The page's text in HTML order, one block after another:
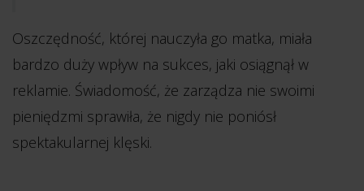
Oszczędność, której nauczyła go matka, miała
bardzo duży wpływ na sukces, jaki osiągnął w
reklamie. Świadomość, że zarządza nie swoimi
pieniędzmi sprawiła, że nigdy nie poniósł
spektakularnej klęski.